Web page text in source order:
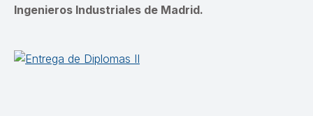
Ingenieros Industriales de Madrid.